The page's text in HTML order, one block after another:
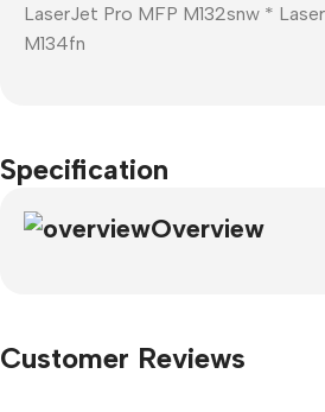
LaserJet Pro MFP M132snw *
M134fn
Specification
Overview
Customer Reviews